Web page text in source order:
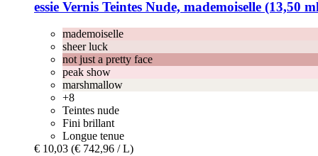
essie Vernis Teintes Nude, mademoiselle (13,50
mademoiselle
sheer luck
not just a pretty face
peak show
marshmallow
+8
Teintes nude
Fini brillant
Longue tenue
€ 10,03 (€ 742,96 / L)